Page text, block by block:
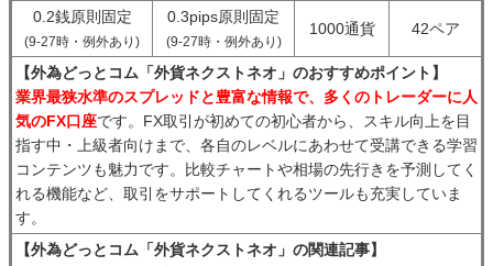
0.2銭原則固定
(9-27時・例外あり)
0.3pips原則固定
(9-27時・例外あり)
1000通貨 42ペア
【外為どっとコム「外貨ネクストネオ」のおすすめポイント】
業界最狭水準のスプレッドと豊富な情報で、多くのトレーダーに人
気のFX口座です。FX取引が初めての初心者から、スキル向上を目
指す中・上級者向けまで、各自のレベルにあわせて受講できる学習
コンテンツも魅力です。比較チャートや相場の先行きを予測してく
れる機能など、取引をサポートしてくれるツールも充実していま
す。
【外為どっとコム「外貨ネクストネオ」の関連記事】